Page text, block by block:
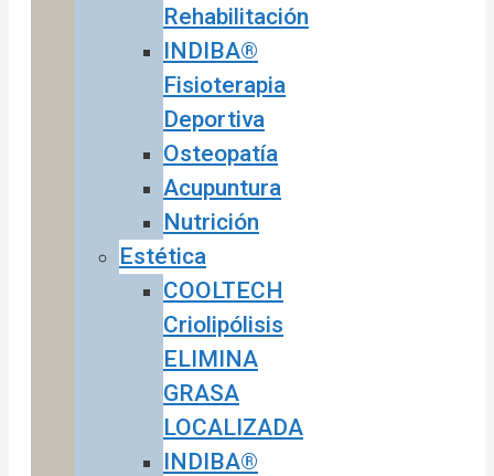
Rehabilitación
INDIBA®
Fisioterapia
Deportiva
Osteopatía
Acupuntura
Nutrición
Estética
COOLTECH
Criolipólisis
ELIMINA
GRASA
LOCALIZADA
INDIBA®